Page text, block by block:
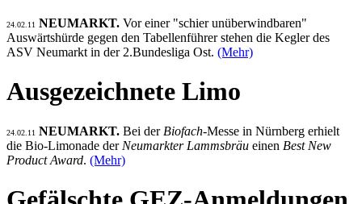
24.02.11 NEUMARKT. Vor einer "schier unüberwindbaren"
Auswärtshürde gegen den Tabellenführer stehen die Kegler des
ASV Neumarkt in der 2.Bundesliga Ost. (Mehr)
Ausgezeichnete Limo
24.02.11 NEUMARKT. Bei der Biofach-Messe in Nürnberg erhielt
die Bio-Limonade der Neumarkter Lammsbräu einen Best New
Product Award. (Mehr)